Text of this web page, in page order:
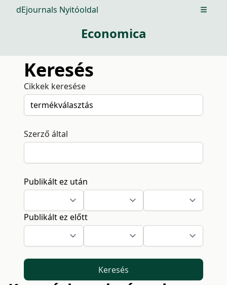
dEjournals Nyitóoldal Open
Economica
Keresés
Cikkek keresése
Szerző által
Publikált ez után
Publikált ez előtt
Keresés